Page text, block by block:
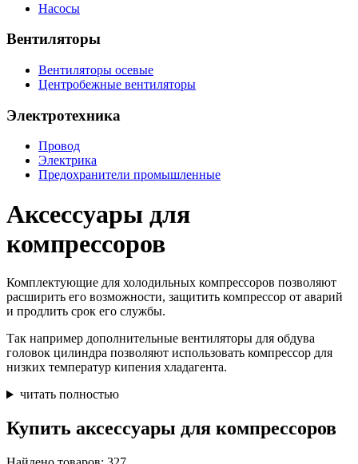
Насосы
Вентиляторы
Вентиляторы осевые
Центробежные вентиляторы
Электротехника
Провод
Электрика
Предохранители промышленные
Аксессуары для
компрессоров
Комплектующие для холодильных компрессоров позволяют
расширить его возможности, защитить компрессор от аварий
и продлить срок его службы.
Так например дополнительные вентиляторы для обдува
головок цилиндра позволяют использовать компрессор для
низких температур кипения хладагента.
читать полностью
Купить аксессуары для компрессоров